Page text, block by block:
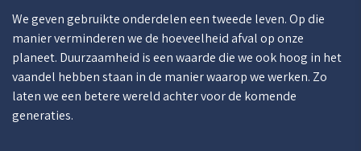
We geven gebruikte onderdelen een tweede leven. Op die
manier verminderen we de hoeveelheid afval op onze
planeet. Duurzaamheid is een waarde die we ook hoog in het
vaandel hebben staan in de manier waarop we werken. Zo
laten we een betere wereld achter voor de komende
generaties.